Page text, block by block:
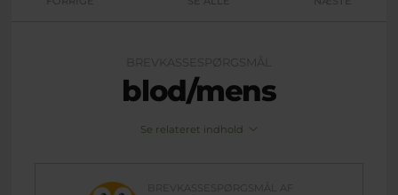
BREVKASSESPØRGSMÅL
blod/mens
Se relateret indhold
BREVKASSESPØRGSMÅL AF